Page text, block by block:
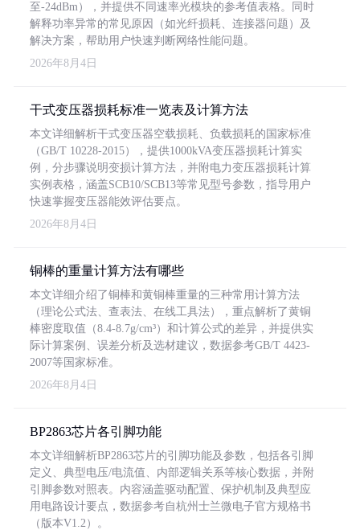
至-24dBm），并提供不同速率光模块的参考值表格。同时
解释功率异常的常见原因（如光纤损耗、连接器问题）及
解决方案，帮助用户快速判断网络性能问题。
2026年8月4日
干式变压器损耗标准一览表及计算方法
本文详细解析干式变压器空载损耗、负载损耗的国家标准
（GB/T 10228-2015），提供1000kVA变压器损耗计算实
例，分步骤说明变损计算方法，并附电力变压器损耗计算
实例表格，涵盖SCB10/SCB13等常见型号参数，指导用户
快速掌握变压器能效评估要点。
2026年8月4日
铜棒的重量计算方法有哪些
本文详细介绍了铜棒和黄铜棒重量的三种常用计算方法
（理论公式法、查表法、在线工具法），重点解析了黄铜
棒密度取值（8.4-8.7g/cm³）和计算公式的差异，并提供实
际计算案例、误差分析及选材建议，数据参考GB/T 4423-
2007等国家标准。
2026年8月4日
BP2863芯片各引脚功能
本文详细解析BP2863芯片的引脚功能及参数，包括各引脚
定义、典型电压/电流值、内部逻辑关系等核心数据，并附
引脚参数对照表。内容涵盖驱动配置、保护机制及典型应
用电路设计要点，数据参考自杭州士兰微电子官方规格书
（版本V1.2）。